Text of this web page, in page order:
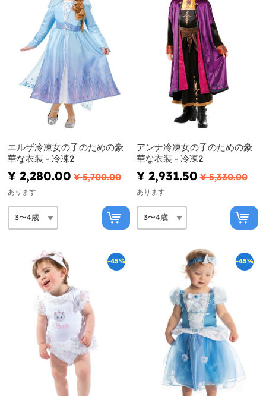
エルザ冷凍女の子のための豪
華な衣装 - 冷凍2
¥ 2,280.00 ¥ 5,700.00
あります
アンナ冷凍女の子のための豪
華な衣装 - 冷凍2
¥ 2,931.50 ¥ 5,330.00
あります
-45% -45%